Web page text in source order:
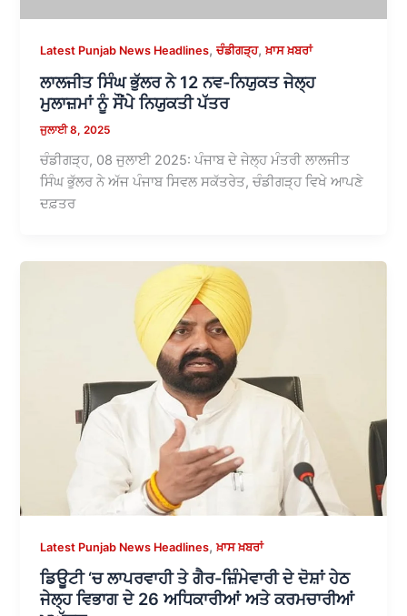
Latest Punjab News Headlines,ਚੰਡੀਗੜ੍ਹ,ਖ਼ਾਸ ਖ਼ਬਰਾਂ
ਲਾਲਜੀਤ ਸਿੰਘ ਭੁੱਲਰ ਨੇ 12 ਨਵ-ਨਿਯੁਕਤ ਜੇਲ੍ਹ
ਮੁਲਾਜ਼ਮਾਂ ਨੂੰ ਸੌਂਪੇ ਨਿਯੁਕਤੀ ਪੱਤਰ
ਜੁਲਾਈ 8, 2025
ਚੰਡੀਗੜ੍ਹ, 08 ਜੁਲਾਈ 2025: ਪੰਜਾਬ ਦੇ ਜੇਲ੍ਹ ਮੰਤਰੀ ਲਾਲਜੀਤ
ਸਿੰਘ ਭੁੱਲਰ ਨੇ ਅੱਜ ਪੰਜਾਬ ਸਿਵਲ ਸਕੱਤਰੇਤ, ਚੰਡੀਗੜ੍ਹ ਵਿਖੇ ਆਪਣੇ
ਦਫ਼ਤਰ
Latest Punjab News Headlines,ਖ਼ਾਸ ਖ਼ਬਰਾਂ
ਡਿਊਟੀ ‘ਚ ਲਾਪਰਵਾਹੀ ਤੇ ਗੈਰ-ਜ਼ਿੰਮੇਵਾਰੀ ਦੇ ਦੋਸ਼ਾਂ ਹੇਠ
ਜੇਲ੍ਹ ਵਿਭਾਗ ਦੇ 26 ਅਧਿਕਾਰੀਆਂ ਅਤੇ ਕਰਮਚਾਰੀਆਂ